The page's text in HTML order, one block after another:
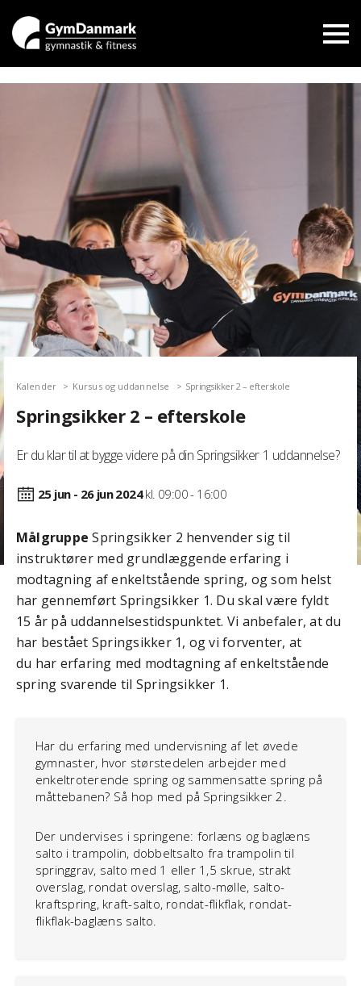
Kalender Kursus og uddannelse Springsikker 2 – efterskole
Springsikker 2 – efterskole
Er du klar til at bygge videre på din Springsikker 1 uddannelse?
25 jun - 26 jun2024kl. 09:00 - 16:00
Målgruppe Springsikker 2 henvender sig til
instruktører med grundlæggende erfaring i
modtagning af enkeltstående spring, og som helst
har gennemført Springsikker 1. Du skal være fyldt
15 år på uddannelsestidspunktet. Vi anbefaler, at du
har bestået Springsikker 1, og vi forventer, at
du har erfaring med modtagning af enkeltstående
spring svarende til Springsikker 1.
Har du erfaring med undervisning af let øvede
gymnaster, hvor størstedelen arbejder med
enkeltroterende spring og sammensatte spring på
måttebanen? Så hop med på Springsikker 2.
Der undervises i springene: forlæns og baglæns
salto i trampolin, dobbeltsalto fra trampolin til
springgrav, salto med 1 eller 1,5 skrue, strakt
overslag, rondat overslag, salto-mølle, salto-
kraftspring, kraft-salto, rondat-flikflak, rondat-
flikflak-baglæns salto.